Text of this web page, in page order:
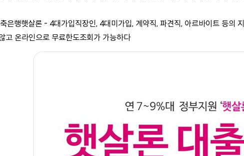
은행햇살론 - 4대가입직장인, 4대미가입, 계약직, 파견직, 아르바이트 등의
고 온라인으로 무료한도조회가 가능하다